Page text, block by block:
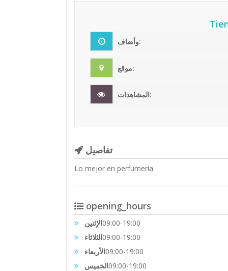
وأضاف:
موقع:
المشاهدات:
تفاصيل
Lo mejor en perfumeria
opening_hours
الإثنين09:00-19:00
الثلاثاء09:00-19:00
الأربعاء09:00-19:00
الخميس09:00-19:00